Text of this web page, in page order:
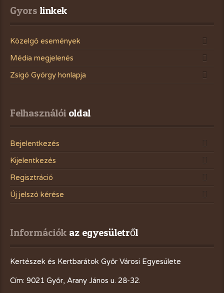
Gyors linkek
Közelgő események
Média megjelenés
Zsigó György honlapja
Felhasználói oldal
Bejelentkezés
Kijelentkezés
Regisztráció
Új jelszó kérése
Információk az egyesületről
Kertészek és Kertbarátok Győr Városi Egyesülete
Cím: 9021 Győr, Arany János u. 28-32.